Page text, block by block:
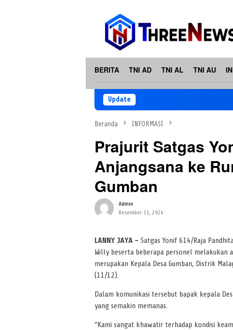
BERITA TNI AD TNI AL TNI AU
Update
Beranda INFORMASI
Prajurit Satgas
Anjangsana ke
Gumban
Admin
Desember 11, 2024
LANNY JAYA – Satgas Yonif 614/Raja
Willy beserta beberapa personel melakukan
merupakan Kepala Desa Gumban, Distrik
(11/12).
Dalam komunikasi tersebut bapak kepala
yang semakin memanas.
“Kami sangat khawatir terhadap kondisi